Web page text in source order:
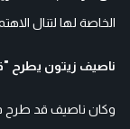
الخاصة لها لتنال
ناصيف زيتون يطرح